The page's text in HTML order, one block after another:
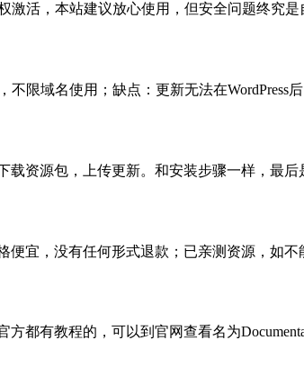
激活，本站建议放心使用，但安全问题终究
限域名使用；缺点：更新无法在WordPress
资源包，上传更新。和安装步骤一样，最后
宜，没有任何形式退款；已亲测资源，如
都有教程的，可以到官网查看名为